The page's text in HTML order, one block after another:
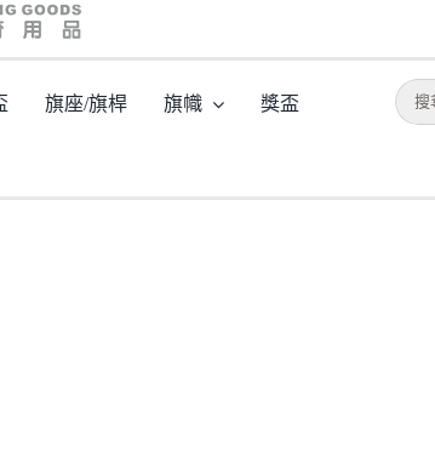
旗座/旗桿 旗幟 獎盃
搜
索
水晶座 / hw03121b